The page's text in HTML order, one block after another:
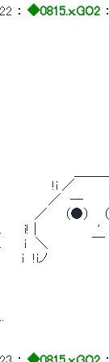
22 ： ◆0815.x.GO2 ：
γ ￣￣
｜ 　 で
乂＿＿
γ ￣￣
＿＿＿_　　　　
!i ／　　　 　 ＼
／　―　　　―
／ 　 （●） 　（●
.　　 i! |　　 　 　 　
.　　 i　＼　　　 　 ￣
i　!iノ　　　　　　